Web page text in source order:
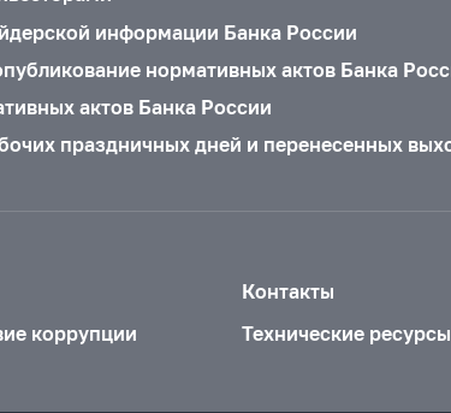
информации Банка России
нормативных актов Банка
актов Банка России
праздничных дней и перенесенных
Контакты
коррупции
Технические ресурсы